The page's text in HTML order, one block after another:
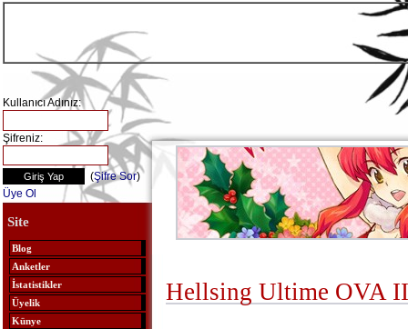
Kullanıcı Adınız:
Şifreniz:
(Şifre Sor)
Üye Ol
Site
Blog
Anketler
İstatistikler
Üyelik
Künye
Hellsing Ultime OVA